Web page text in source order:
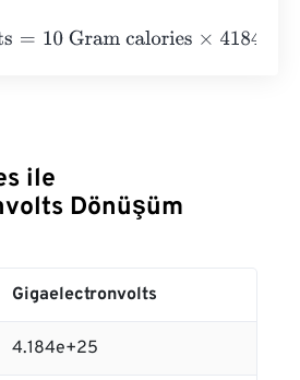
10 Gram calories×
ile
Dönüşüm
Gigaelectronvolts
4.184e+25